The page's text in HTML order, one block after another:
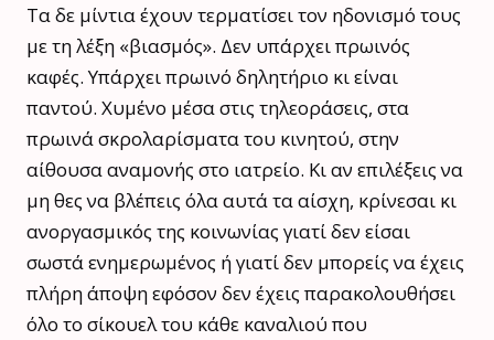
Τα δε μίντια έχουν τερματίσει τον ηδονισμό τους
με τη λέξη «βιασμός». Δεν υπάρχει πρωινός
καφές. Υπάρχει πρωινό δηλητήριο κι είναι
παντού. Χυμένο μέσα στις τηλεοράσεις, στα
πρωινά σκρολαρίσματα του κινητού, στην
αίθουσα αναμονής στο ιατρείο. Κι αν επιλέξεις να
μη θες να βλέπεις όλα αυτά τα αίσχη, κρίνεσαι κι
ανοργασμικός της κοινωνίας γιατί δεν είσαι
σωστά ενημερωμένος ή γιατί δεν μπορείς να έχεις
πλήρη άποψη εφόσον δεν έχεις παρακολουθήσει
όλο το σίκουελ του κάθε καναλιού που